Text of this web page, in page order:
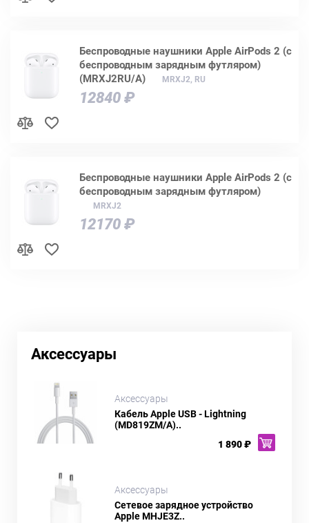
Беспроводные наушники Apple AirPods 2 (с
беспроводным зарядным футляром)
(MRXJ2RU/A)
MRXJ2, RU
12840 ₽
Беспроводные наушники Apple AirPods 2 (с
беспроводным зарядным футляром)
MRXJ2
12170 ₽
Аксессуары
Аксессуары
Кабель Apple USB - Lightning
(MD819ZM/A)..
1 890 ₽
Аксессуары
Сетевое зарядное устройство
Apple MHJE3Z..